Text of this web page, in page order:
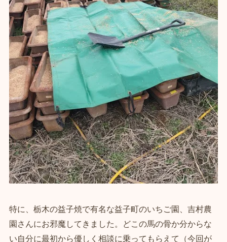
特に、栃木の益子焼で有名な益子町のいちご園、吉村農
園さんにお邪魔してきました。どこの馬の骨か分からな
い自分に最初から優しく相談に乗ってもらえて（今回が